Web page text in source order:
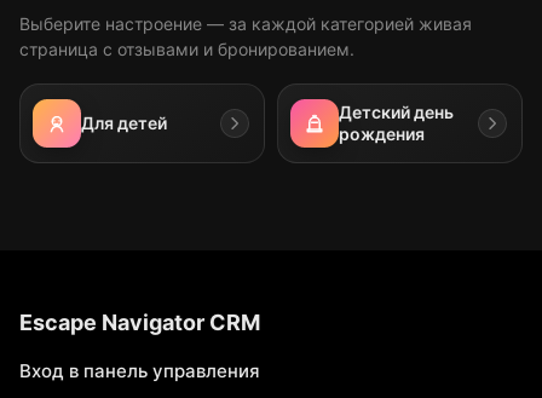
Выберите настроение — за каждой категорией живая
страница с отзывами и бронированием.
Для детей
Детский день
рождения
Escape Navigator CRM
Вход в панель управления